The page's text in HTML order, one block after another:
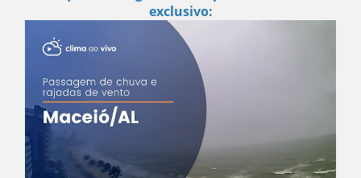
exclusivo: